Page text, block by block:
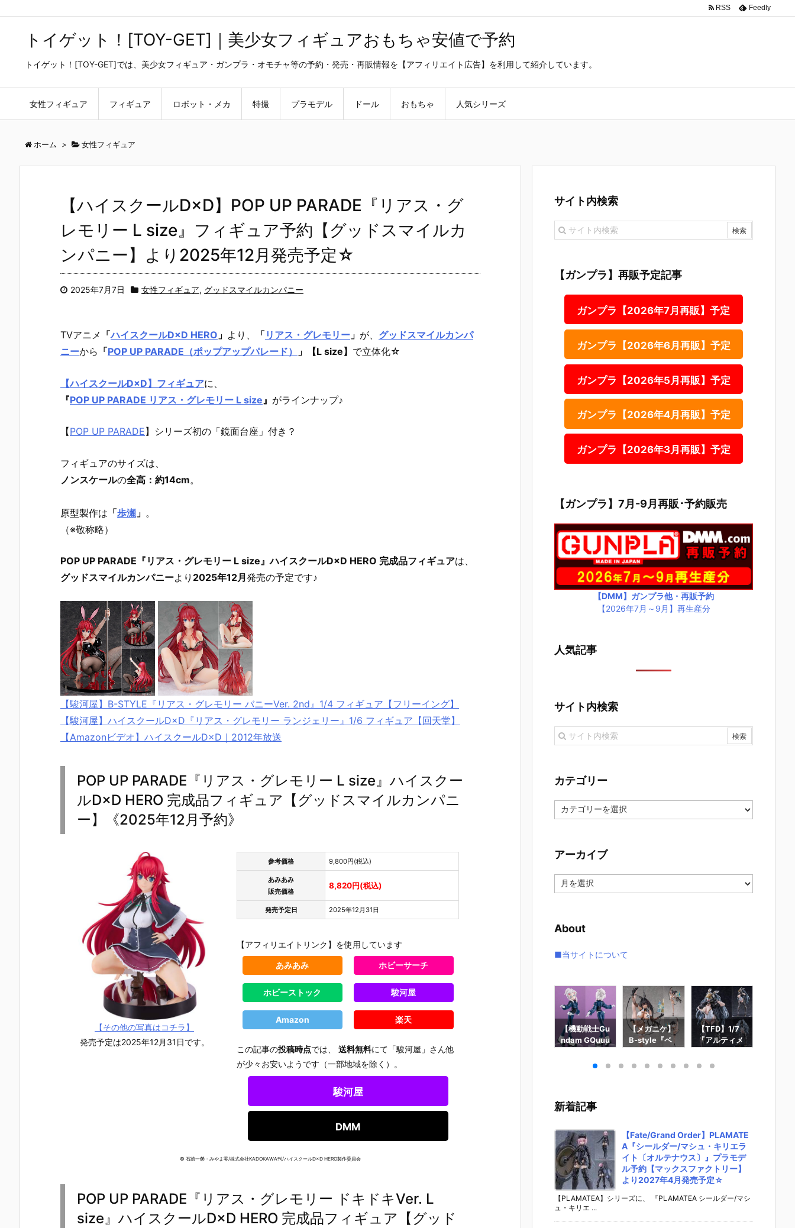
トイゲット！[TOY-GET]｜美少女フィギュアおもちゃ安値で予約
トイゲット！[TOY-GET]では、美少女フィギュア・ガンプラ・オモチャ等の予約・発売・再販情報を【アフィリエイト広告】を利用して紹介しています。
女性フィギュア フィギュア ロボット・メカ 特撮 プラモデル ドール おもちゃ 人気シリーズ
RSS Feedly
ホーム > 女性フィギュア
【ハイスクールD×D】POP UP PARADE『リアス・グ
レモリー L size』フィギュア予約【グッドスマイルカ
ンパニー】より2025年12月発売予定☆
2025年7月7日 女性フィギュア, グッドスマイルカンパニー
TVアニメ 「ハイスクールD×D HERO 」 より、 「 リアス・グレモリー 」 が、 グッドスマイルカンパ
ニーから 「POP UP PARADE（ポップアップパレード） 」 【L size】 で立体化☆
【ハイスクールD×D】フィギュアに、
『POP UP PARADE リアス・グレモリー L size 』 がラインナップ♪
【POP UP PARADE】シリーズ初の「鏡面台座」付き？
フィギュアのサイズは、
ノンスケールの全高：約14cm。
原型製作は 「歩瀬 」 。
（※敬称略）
POP UP PARADE『リアス・グレモリー L size』ハイスクールD×D HERO 完成品フィギュアは、
グッドスマイルカンパニーより 2025年12月 発売の予定です♪
【駿河屋】B-STYLE『リアス・グレモリー バニーVer. 2nd』1/4 フィギュア【フリーイング】
【駿河屋】ハイスクールD×D『リアス・グレモリー ランジェリー』1/6 フィギュア【回天堂】
【Amazonビデオ】ハイスクールD×D｜2012年放送
POP UP PARADE『リアス・グレモリー L size』ハイスクー
ルD×D HERO 完成品フィギュア【グッドスマイルカンパニ
ー】《2025年12月予約》
【その他の写真はコチラ】
発売予定は2025年12月31日です。
参考価格 9,800円(税込)
あみあみ
販売価格
8,820円(税込)
発売予定日 2025年12月31日
【アフィリエイトリンク】を使用しています
あみあみ ホビーサーチ
ホビーストック 駿河屋
Amazon 楽天
この記事の投稿時点では、送料無料にて「駿河屋」さん他
が少々お安いようです（一部地域を除く）。
駿河屋
DMM
© 石踏一榮・みやま零/株式会社KADOKAWA刊/ハイスクールD×D HERO製作委員会
POP UP PARADE『リアス・グレモリー ドキドキVer. L
size』ハイスクールD×D HERO 完成品フィギュア【グッド
サイト内検索
【ガンプラ】再販予定記事
ガンプラ【2026年7月再販】予定
ガンプラ【2026年6月再販】予定
ガンプラ【2026年5月再販】予定
ガンプラ【2026年4月再販】予定
ガンプラ【2026年3月再販】予定
【ガンプラ】7月-9月再販･予約販売
【DMM】ガンプラ他・再販予約
【2026年7月～9月】再生産分
人気記事
サイト内検索
カテゴリー
カ
テ
ー
アーカイブ
ー
ブ
About
■当サイトについて
【ロックマ
ン】ギガンテ
【クロノ・ト
リガー】フォ
【攻殻機動
薙素子（くさ
なぎ もとこ）
ORIGINAL C
ST IN THE S
約【With Fan
27年3月発売
【プラグマ
フィギュアビ
ルダー クリエ
イターズモデ
ル『ヒュー＆
ディアナ』1/
7 完成品フィ
より2027年1
【NEEDY GIR
E】『ニディ
ガの抱き枕カ
バー（水着Ve
r.）』グッズ
予約【WHY S
O SERIOU
26年6月発売
予定♪
【ドラゴンボ
クトップリア
『ドラゴンボ
定復刻仕様
ハウス】より
【機動戦士Gu
ndam GQuuu
aらいと『ド
フィギュア予
ス】より202
6年7月発売予
定♪
【メガニケ】
B-style『ベ
ントラビッ
2026年12月
発売予定☆
【TFD】1/7
『アルティメ
ー』The First
2027年7月発
売予定☆
新着記事
【Fate/Grand Order】PLAMATE
A『シールダー/マシュ・キリエラ
イト〔オルテナウス〕』プラモデ
ル予約【マックスファクトリー】
より2027年4月発売予定☆
【PLAMATEA】シリーズに、 『PLAMATEA シールダー/マシ
ュ・キリエ ...